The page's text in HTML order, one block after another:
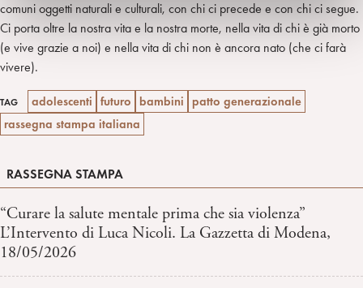
comuni oggetti naturali e culturali, con chi ci precede e con chi ci segue.
Ci porta oltre la nostra vita e la nostra morte, nella vita di chi è già morto
(e vive grazie a noi) e nella vita di chi non è ancora nato (che ci farà
vivere).
TAG adolescenti futuro bambini
patto generazionale
rassegna stampa italiana
RASSEGNA STAMPA
“Curare la salute mentale prima che sia violenza”
L’Intervento di Luca Nicoli. La Gazzetta di Modena,
18/05/2026